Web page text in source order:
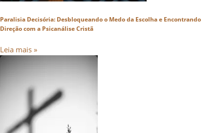
Paralisia Decisória: Desbloqueando o Medo da Escolha e Encontrando
Direção com a Psicanálise Cristã
Leia mais »